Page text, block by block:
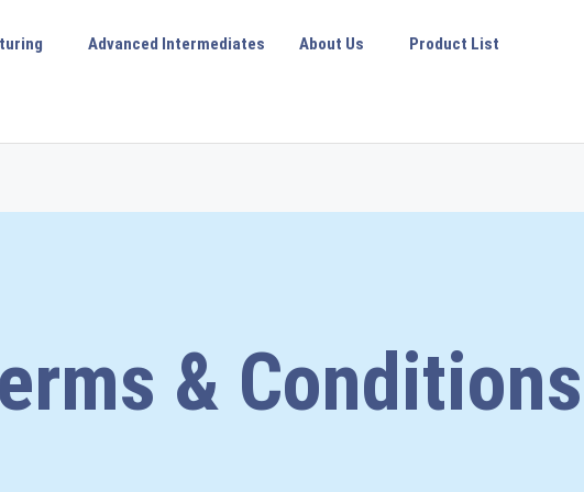
Advanced Intermediates About Us
Product List
& Conditions